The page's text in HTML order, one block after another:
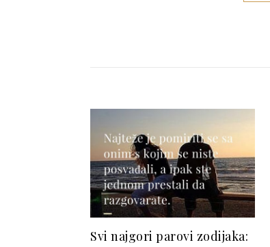
Svi najgori parovi zodijaka: